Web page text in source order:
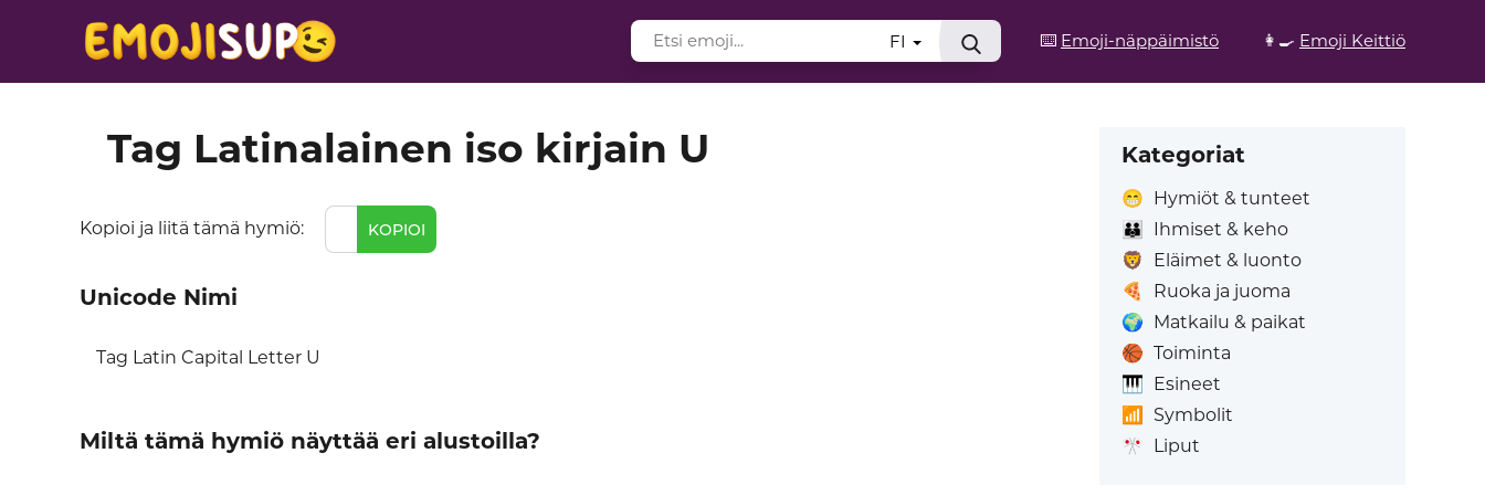
⌨️ Emoji-näppäimistö 👩‍🍳 Emoji Keittiö
FI
Tag Latinalainen iso kirjain U
Kopioi ja liitä tämä hymiö: KOPIOI
Unicode Nimi
Tag Latin Capital Letter U
Miltä tämä hymiö näyttää eri alustoilla?
Kategoriat
😁 Hymiöt & tunteet
👪
Ihmiset & keho
🦁
Eläimet & luonto
🍕
Ruoka ja juoma
🌍 Matkailu & paikat
🏀 Toiminta
🎹 Esineet
📶
Symbolit
🎌 Liput